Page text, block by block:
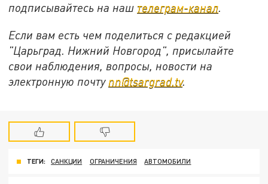
подписывайтесь на наш телеграм-канал.
Если вам есть чем поделиться с редакцией
"Царьград. Нижний Новгород", присылайте
свои наблюдения, вопросы, новости на
электронную почту nn@tsargrad.tv.
ТЕГИ: САНКЦИИ ОГРАНИЧЕНИЯ АВТОМОБИЛИ